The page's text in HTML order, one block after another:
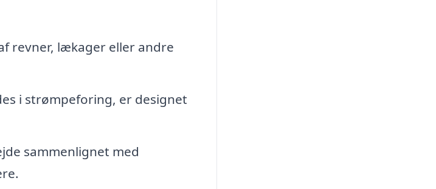
revner, lækager eller andre
i strømpeforing, er designet
sammenlignet med